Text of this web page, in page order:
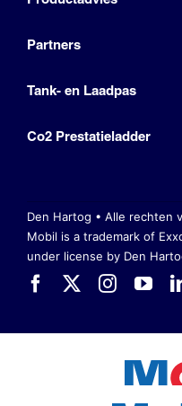
Partners
Tank- en Laadpas
Co2 Prestatieladder
Den Hartog • Alle rechten
Mobil is a trademark of
under license by Den